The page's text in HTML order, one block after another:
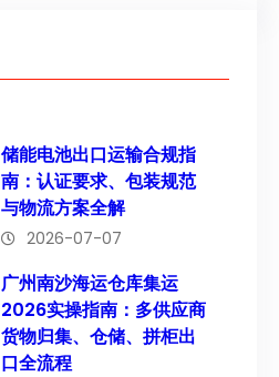
储能电池出口运输合规指
南：认证要求、包装规范
与物流方案全解
2026-07-07
广州南沙海运仓库集运
2026实操指南：多供应商
货物归集、仓储、拼柜出
口全流程